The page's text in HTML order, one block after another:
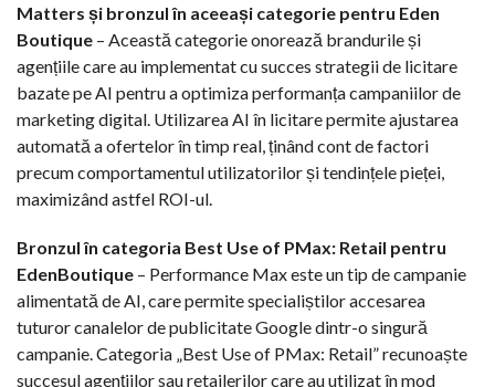
Matters și bronzul în aceeași categorie pentru Eden
Boutique – Această categorie onorează brandurile și
agențiile care au implementat cu succes strategii de licitare
bazate pe AI pentru a optimiza performanța campaniilor de
marketing digital. Utilizarea AI în licitare permite ajustarea
automată a ofertelor în timp real, ținând cont de factori
precum comportamentul utilizatorilor și tendințele pieței,
maximizând astfel ROI-ul.
Bronzul în categoria Best Use of PMax: Retail pentru
EdenBoutique – Performance Max este un tip de campanie
alimentată de AI, care permite specialiștilor accesarea
tuturor canalelor de publicitate Google dintr-o singură
campanie. Categoria „Best Use of PMax: Retail” recunoaște
succesul agențiilor sau retailerilor care au utilizat în mod